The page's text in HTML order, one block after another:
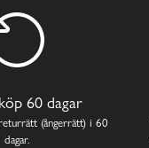
60 dagar
(ångerrätt) i 60
dagar.